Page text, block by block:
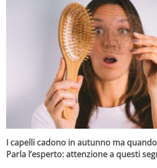
I capelli cadono in autunno ma
Parla l’esperto: attenzione a questi